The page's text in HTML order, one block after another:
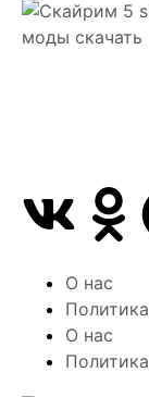
О нас
О нас